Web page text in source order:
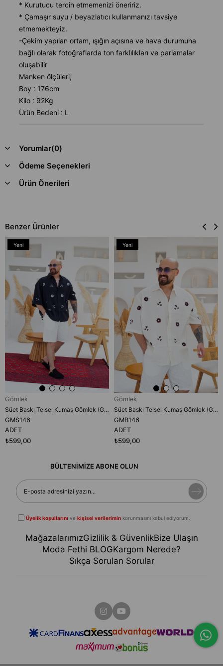
* Kurutucu tercih etmemenizi öneririz.
* Çamaşır suyu / beyazlatıcı kullanmanızı tavsiye
etmemekteyiz.
-Çekim yapılan ortam, ışığın açısına ve hava durumuna
bağlı olarak fotoğraflarda ton farklılıkları ve parlamalar
oluşabilir
Manken ölçüleri;
Boy : 176cm
Kilo : 92Kg
Ürün Bedeni : L
Yorumlar(0)
Ödeme Seçenekleri
Ürün Önerileri
Benzer Ürünler
Gömlek
Süet Baskı Telsel Kumaş Gömlek (GMS146)
GMS146
ADET
₺599,00
Yeni
Gömlek
Süet Baskı Telsel Kumaş Gömlek (GMB146)
GMB146
ADET
₺599,00
Yeni
BÜLTENİMİZE ABONE OLUN
Üyelik koşullarını vekişisel verilerimin korunmasını kabul ediyorum.
MağazalarımızGizlilik & GüvenlikBize Ulaşın
Moda Fethi BLOGKargom Nerede?
Sıkça Sorulan Sorular